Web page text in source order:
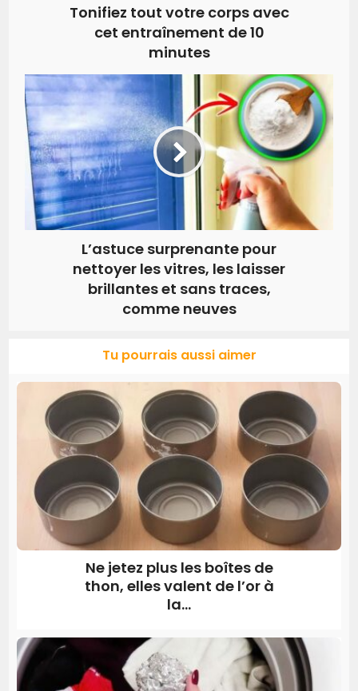
Tonifiez tout votre corps avec
cet entraînement de 10
minutes
L’astuce surprenante pour
nettoyer les vitres, les laisser
brillantes et sans traces,
comme neuves
Tu pourrais aussi aimer
Ne jetez plus les boîtes de
thon, elles valent de l’or à
la...